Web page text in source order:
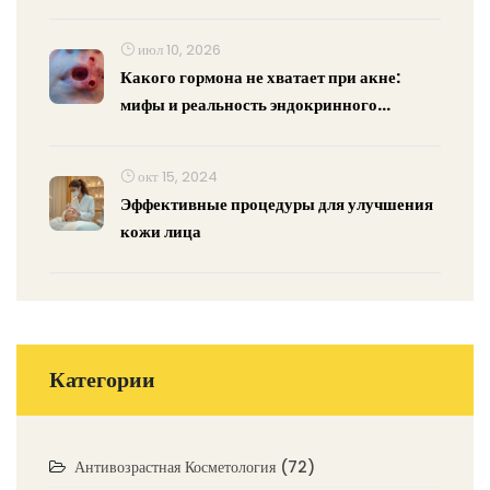
июл 10, 2026
Какого гормона не хватает при акне:
мифы и реальность эндокринного
окт 15, 2024
Эффективные процедуры для улучшения
кожи лица
Категории
Антивозрастная Косметология (72)